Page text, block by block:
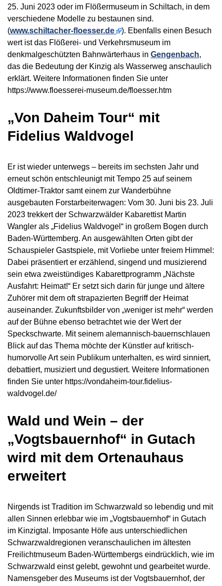
25. Juni 2023 oder im Flößermuseum in Schiltach, in dem
verschiedene Modelle zu bestaunen sind.
(www.schiltacher-floesser.de
). Ebenfalls einen Besuch
wert ist das Flößerei- und Verkehrsmuseum im
denkmalgeschützten Bahnwärterhaus in Gengenbach,
das die Bedeutung der Kinzig als Wasserweg anschaulich
erklärt. Weitere Informationen finden Sie unter
https://www.floesserei-museum.de/floesser.htm
„Von Daheim Tour“ mit
Fidelius Waldvogel
Er ist wieder unterwegs – bereits im sechsten Jahr und
erneut schön entschleunigt mit Tempo 25 auf seinem
Oldtimer-Traktor samt einem zur Wanderbühne
ausgebauten Forstarbeiterwagen: Vom 30. Juni bis 23. Juli
2023 trekkert der Schwarzwälder Kabarettist Martin
Wangler als „Fidelius Waldvogel“ in großem Bogen durch
Baden-Württemberg. An ausgewählten Orten gibt der
Schauspieler Gastspiele, mit Vorliebe unter freiem Himmel:
Dabei präsentiert er erzählend, singend und musizierend
sein etwa zweistündiges Kabarettprogramm „Nächste
Ausfahrt: Heimat!“ Er setzt sich darin für junge und ältere
Zuhörer mit dem oft strapazierten Begriff der Heimat
auseinander. Zukunftsbilder von „weniger ist mehr“ werden
auf der Bühne ebenso betrachtet wie der Wert der
Speckschwarte. Mit seinem alemannisch-bauernschlauen
Blick auf das Thema möchte der Künstler auf kritisch-
humorvolle Art sein Publikum unterhalten, es wird sinniert,
debattiert, musiziert und degustiert. Weitere Informationen
finden Sie unter https://vondaheim-tour.fidelius-
waldvogel.de/
Wald und Wein – der
„Vogtsbauernhof“ in Gutach
wird mit dem Ortenauhaus
erweitert
Nirgends ist Tradition im Schwarzwald so lebendig und mit
allen Sinnen erlebbar wie im „Vogtsbauernhof“ in Gutach
im Kinzigtal. Imposante Höfe aus unterschiedlichen
Schwarzwaldregionen veranschaulichen im ältesten
Freilichtmuseum Baden-Württembergs eindrücklich, wie im
Schwarzwald einst gelebt, gewohnt und gearbeitet wurde.
Namensgeber des Museums ist der Vogtsbauernhof, der